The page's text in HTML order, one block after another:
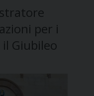
per i
Giubileo